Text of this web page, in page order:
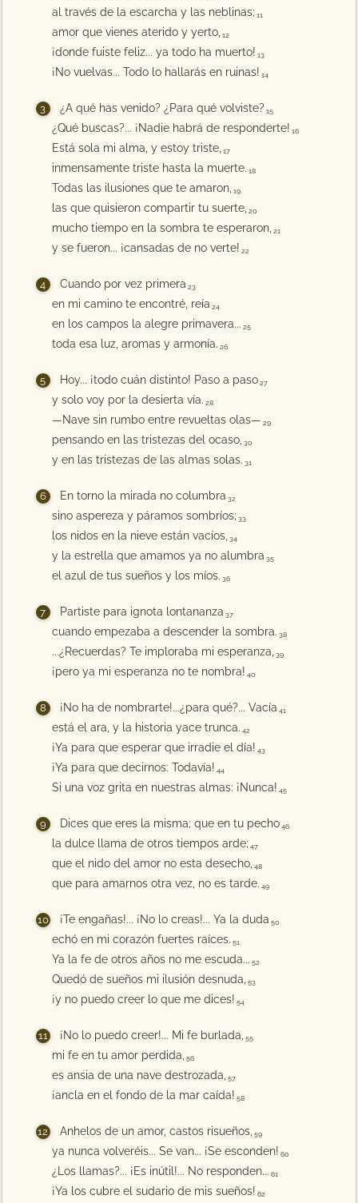
al través de la escarcha y las neblinas; 11
amor que vienes aterido y yerto, 12
¡donde fuiste feliz... ya todo ha muerto! 13
¡No vuelvas... Todo lo hallarás en ruinas! 14
¿A qué has venido? ¿Para qué volviste? 15
¿Qué buscas?... ¡Nadie habrá de responderte! 16
Está sola mi alma, y estoy triste, 17
inmensamente triste hasta la muerte. 18
Todas las ilusiones que te amaron, 19
las que quisieron compartir tu suerte, 20
mucho tiempo en la sombra te esperaron, 21
y se fueron... ¡cansadas de no verte! 22
Cuando por vez primera 23
en mi camino te encontré, reía 24
en los campos la alegre primavera... 25
toda esa luz, aromas y armonía. 26
Hoy... ¡todo cuán distinto! Paso a paso 27
y solo voy por la desierta vía. 28
—Nave sin rumbo entre revueltas olas— 29
pensando en las tristezas del ocaso, 30
y en las tristezas de las almas solas. 31
En torno la mirada no columbra 32
sino aspereza y páramos sombríos; 33
los nidos en la nieve están vacíos, 34
y la estrella que amamos ya no alumbra 35
el azul de tus sueños y los míos. 36
Partiste para ignota lontananza 37
cuando empezaba a descender la sombra. 38
...¿Recuerdas? Te imploraba mi esperanza, 39
¡pero ya mi esperanza no te nombra! 40
¡No ha de nombrarte!...¿para qué?... Vacía 41
está el ara, y la historia yace trunca. 42
¡Ya para que esperar que irradie el día! 43
¡Ya para que decirnos: Todavía! 44
Si una voz grita en nuestras almas: ¡Nunca! 45
Dices que eres la misma; que en tu pecho 46
la dulce llama de otros tiempos arde; 47
que el nido del amor no esta desecho, 48
que para amarnos otra vez, no es tarde. 49
¡Te engañas!... ¡No lo creas!... Ya la duda 50
echó en mi corazón fuertes raíces. 51
Ya la fe de otros años no me escuda... 52
Quedó de sueños mi ilusión desnuda, 53
¡y no puedo creer lo que me dices! 54
¡No lo puedo creer!... Mi fe burlada, 55
mi fe en tu amor perdida, 56
es ansia de una nave destrozada, 57
¡ancla en el fondo de la mar caída! 58
Anhelos de un amor, castos risueños, 59
ya nunca volveréis... Se van... ¡Se esconden! 60
¿Los llamas?... ¡Es inútil!... No responden... 61
¡Ya los cubre el sudario de mis sueños! 62